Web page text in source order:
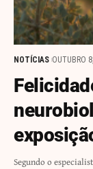
NOTÍCIAS OUTUBRO
Segundo o